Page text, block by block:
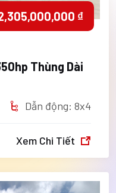
₫
Thùng Dài
Dẫn động: 8x4
Xem Chi Tiết